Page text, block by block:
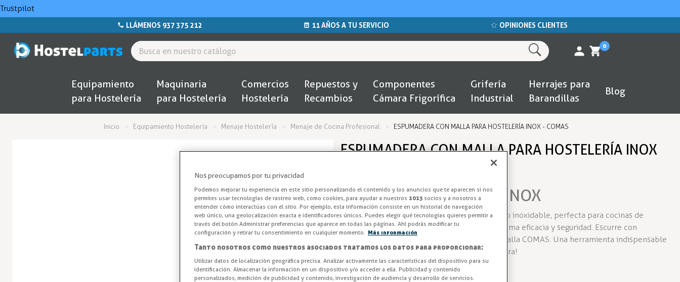
Trustpilot
LLÁMENOS 937 375 212 11 AÑOS A TU SERVICIO OPINIONES CLIENTES
0
Equipamiento
para Hostelería
Maquinaria
para Hostelería
Comercios
Hostelería
Repuestos y
Recambios
Componentes
Cámara Frigorífica
Grifería
Industrial
Herrajes para
Barandillas
Blog
Inicio Equipamiento Hostelería Menaje Hostelería Menaje de Cocina Profesional ESPUMADERA CON MALLA PARA HOSTELERÍA INOX - COMAS
ESPUMADERA CON MALLA PARA HOSTELERÍA INOX
Espumadera de Malla INOX
Espumadera profesional de malla fina en acero inoxidable, perfecta para cocinas de
hostelería. Ideal para escurrir frituras con máxima eficacia y seguridad. Escurre con
precisión y seguridad con la espumadera de malla COMAS. Una herramienta indispensable
en toda cocina profesional. ¡Haz tu pedido ahora!
ENTREGA ENTRE 3 Y 5 DÍAS
Nos preocupamos por tu privacidad
Podemos mejorar tu experiencia en este sitio personalizando el contenido y los anuncios que te aparecen si nos
permites usar tecnologías de rastreo web, como cookies, para ayudar a nuestros 1013 socios y a nosotros a
entender cómo interactúas con el sitio. Por ejemplo, esta información consiste en un historial de navegación
web único, una geolocalización exacta e identificadores únicos. Puedes elegir qué tecnologías quieres permitir a
través del botón Administrar preferencias que aparece en todas las páginas. Ahí podrás modificar tu
configuración y retirar tu consentimiento en cualquier momento.
Más información
Tanto nosotros como nuestros asociados tratamos los datos para proporcionar:
Utilizar datos de localización geográfica precisa. Analizar activamente las características del dispositivo para su
identificación. Almacenar la información en un dispositivo y/o acceder a ella. Publicidad y contenido
personalizados, medición de publicidad y contenido, investigación de audiencia y desarrollo de servicios.